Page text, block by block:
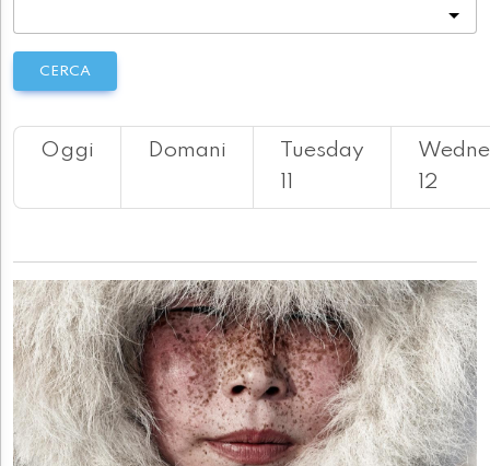
CERCA
Oggi Domani
Tuesday
11
12